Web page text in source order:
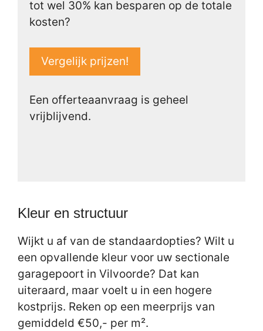
tot wel 30% kan besparen op de totale
kosten?
Vergelijk prijzen!
Een offerteaanvraag is geheel
vrijblijvend.
Kleur en structuur
Wijkt u af van de standaardopties? Wilt u
een opvallende kleur voor uw sectionale
garagepoort in Vilvoorde? Dat kan
uiteraard, maar voelt u in een hogere
kostprijs. Reken op een meerprijs van
gemiddeld €50,- per m².